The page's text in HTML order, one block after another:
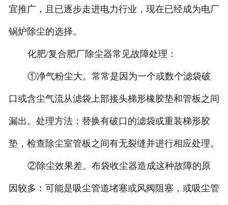
宜推广，且已逐步走进电力行业，现在已经成为电厂
锅炉除尘的选择。
化肥/复合肥厂除尘器常见故障处理：
①净气粉尘大。常常是因为一个或数个滤袋破
口或含尘气流从滤袋上部接头梯形橡胶垫和管板之间
漏出。处理方法：替换有破口的滤袋或重装梯形胶
垫，检查除尘室管板之间有无裂缝并进行相应处理。
②除尘效果差。布袋收尘器造成这种故障的原
因较多：可能是吸尘管道堵塞或风阀阻塞，或吸尘管